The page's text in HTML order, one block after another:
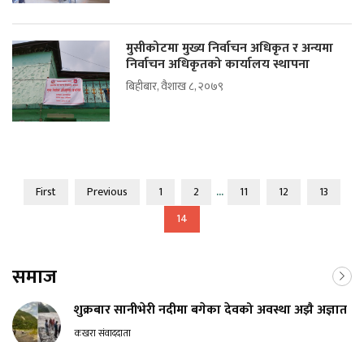
मुसीकोटमा मुख्य निर्वाचन अधिकृत र अन्यमा
निर्वाचन अधिकृतको कार्यालय स्थापना
बिहीबार, वैशाख ८, २०७९
First Previous 1 2 ... 11 12
13
14
समाज
शुक्रबार सानीभेरी नदीमा बगेका देवको अवस्था अझै अज्ञात
कखरा संवाददाता